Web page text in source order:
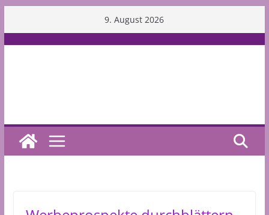
to
content
9. August 2026